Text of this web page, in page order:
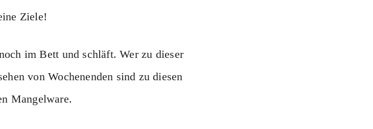
Ziele!
im Bett und schläft. Wer zu dieser
von Wochenenden sind zu diesen
Mangelware.